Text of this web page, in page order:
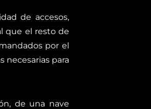
de accesos,
que el resto de
por el
necesarias para
de una nave